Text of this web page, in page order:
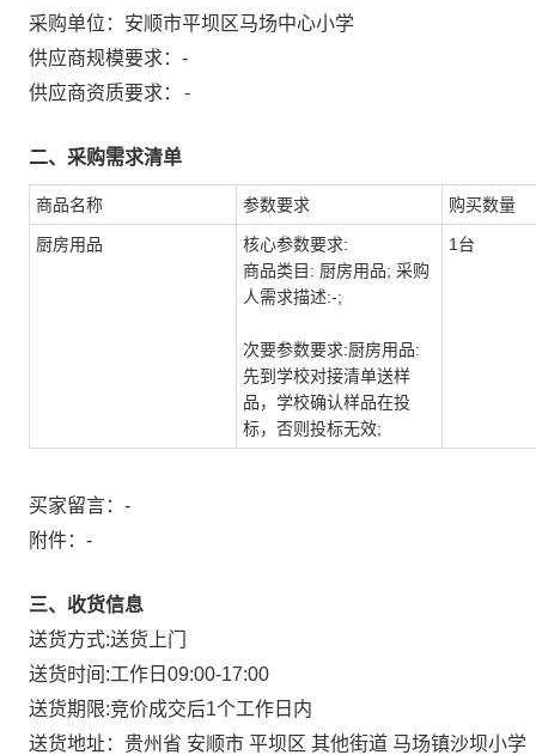
采购单位： 安顺市平坝区马场中心小学
供应商规模要求： -
供应商资质要求：
-
二、采购需求清单
商品名称 参数要求 购买数量
厨房用品
核心参数要求:
商品类目: 厨房用品; 采购
人需求描述:-;
次要参数要求:厨房用品:
先到学校对接清单送样
品，学校确认样品在投
标，否则投标无效;
1台
买家留言：-
附件： -
三、收货信息
送货方式:送货上门
送货时间:工作日09:00-17:00
送货期限:竞价成交后1个工作日内
送货地址： 贵州省 安顺市 平坝区 其他街道 马场镇沙坝小学